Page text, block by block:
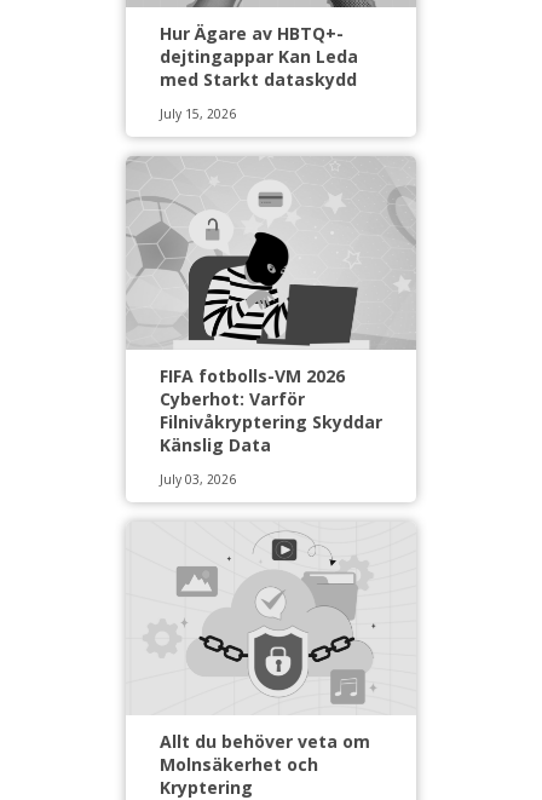
Hur Ägare av HBTQ+-
dejtingappar Kan Leda
med Starkt dataskydd
July 15, 2026
FIFA fotbolls-VM 2026
Cyberhot: Varför
Filnivåkryptering Skyddar
Känslig Data
July 03, 2026
Allt du behöver veta om
Molnsäkerhet och
Kryptering